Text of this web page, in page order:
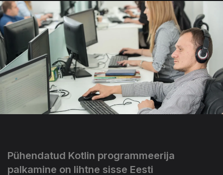
Pühendatud Kotlin programmeerija
palkamine on lihtne sisse Eesti